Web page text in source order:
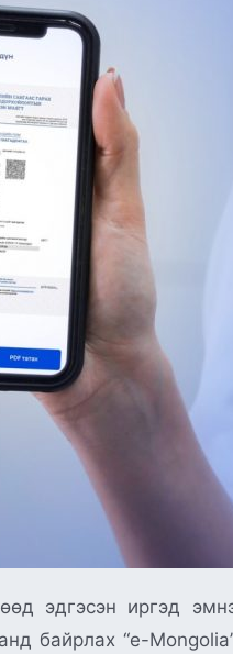
эдгэсэн иргэд
байрлах “e-